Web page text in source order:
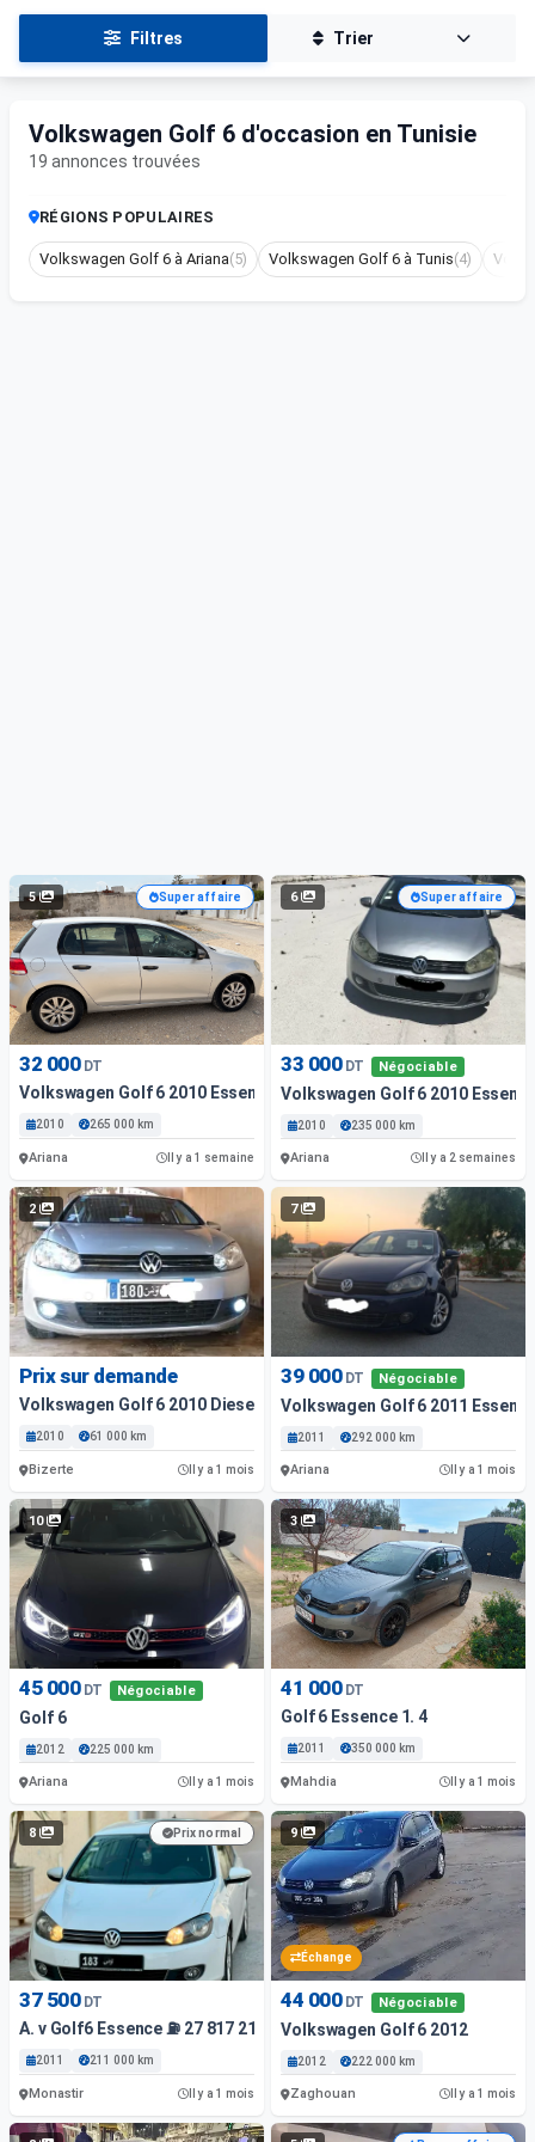
Filtres Trier
Volkswagen Golf 6 d'occasion en Tunisie
19 annonces trouvées
RÉGIONS POPULAIRES
Volkswagen Golf 6 à Ariana(5) Volkswagen Golf 6 à Tunis(4)
5 Super affaire
32 000 DT
Volkswagen Golf 6 2010 Essence
2010 265 000 km
Ariana Il y a 1 semaine
6 Super affaire
33 000 DT Négociable
Volkswagen Golf 6 2010
2010 235 000 km
Ariana Il y a 2 semaines
2
Prix sur demande
Volkswagen Golf 6 2010 Diesel
2010 61 000 km
Bizerte Il y a 1 mois
7
39 000 DT Négociable
Volkswagen Golf 6 2011
2011 292 000 km
Ariana Il y a 1 mois
10
45 000 DT Négociable
Golf 6
2012 225 000 km
Ariana Il y a 1 mois
3
41 000 DT
Golf 6 Essence 1. 4
2011 350 000 km
Mahdia Il y a 1 mois
8 Prix normal
37 500 DT
A. v Golf6 Essence ⛽️ 27 817 217
2011 211 000 km
Monastir Il y a 1 mois
9
Échange
44 000 DT Négociable
Volkswagen Golf 6 2012
2012 222 000 km
Zaghouan Il y a 1 mois